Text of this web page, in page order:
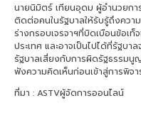
นายนิมิตร์ เทียนอุดม ผู้อำนวยกา
ติดต่อคนในรัฐบาลให้รับรู้ถึงควา
ร่างกรอบเจรจาฯที่บิดเบือนข้อเท็
ประเทศ และอาจเป็นไปได้ที่รัฐบ
รัฐบาลเสี่ยงกับการผิดรัฐธรรมนู
ฟังความคิดเห็นก่อนเข้าสู่การพิจ
ที่มา : ASTVผู้จัดการออนไลน์